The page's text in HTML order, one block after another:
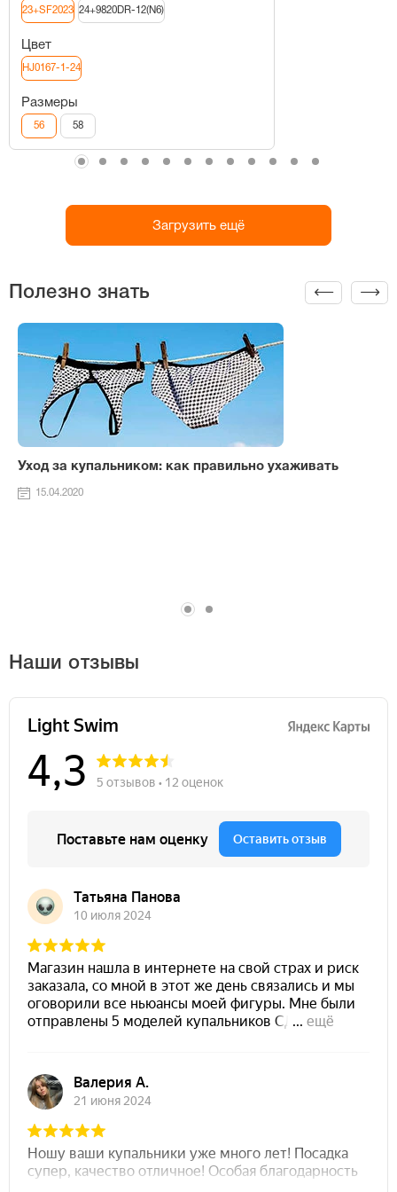
23+SF2023 24+9820DR-12(N6)
Цвет
HJ0167-1-24
Размеры
56 58
Загрузить ещё
Полезно знать
Уход за купальником: как правильно ухаживать
15.04.2020
Наши отзывы